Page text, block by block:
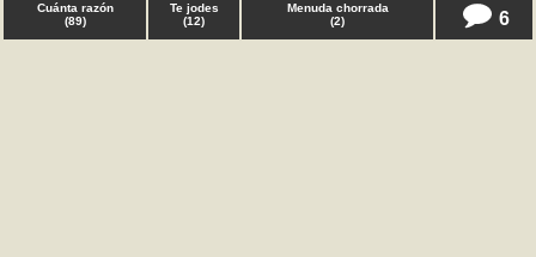
Cuánta razón
(89)
Te jodes
(12)
Menuda chorrada
(2) 6